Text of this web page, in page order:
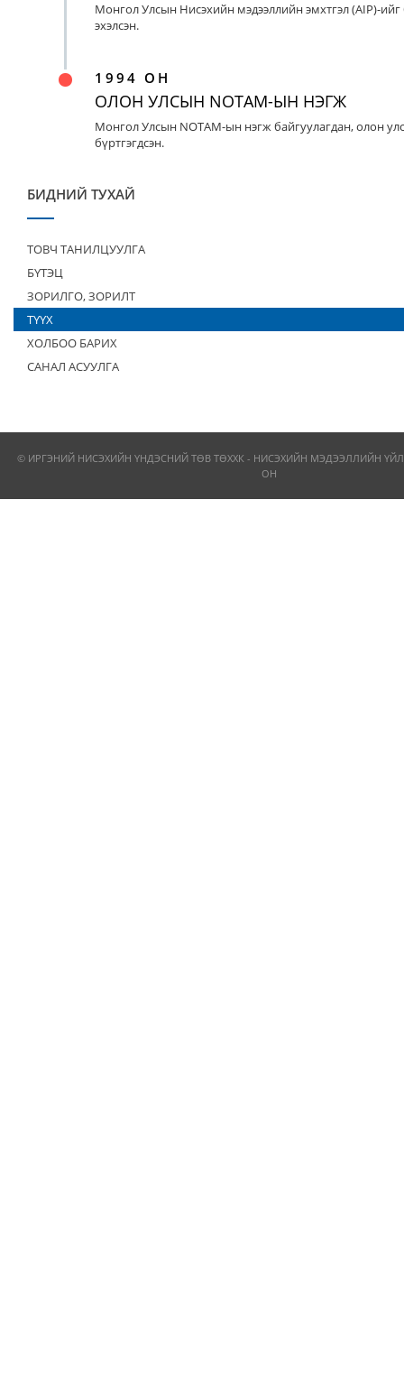
Монгол Улсын Нисэхийн мэдээллийн эмхтгэл (AIP)-
эхэлсэн.
1994 ОН
ОЛОН УЛСЫН NOTAM-ЫН НЭГЖ
Монгол Улсын NOTAM-ын нэгж байгуулагдан, олон
бүртгэгдсэн.
БИДНИЙ ТУХАЙ
ТОВЧ ТАНИЛЦУУЛГА
БҮТЭЦ
ЗОРИЛГО, ЗОРИЛТ
ТҮҮХ
ХОЛБОО БАРИХ
САНАЛ АСУУЛГА
© ИРГЭНИЙ НИСЭХИЙН ҮНДЭСНИЙ ТӨВ ТӨХХК - НИСЭХИЙН МЭДЭЭЛЛИЙН
ОН